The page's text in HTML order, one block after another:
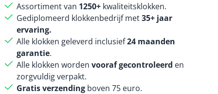
Assortiment van 1250+ kwaliteitsklokken.
Gediplomeerd klokkenbedrijf met35+ jaar
ervaring.
Alle klokken geleverd inclusief24 maanden
garantie.
Alle klokken worden vooraf gecontroleerd en
zorgvuldig verpakt.
Gratis verzending boven 75 euro.